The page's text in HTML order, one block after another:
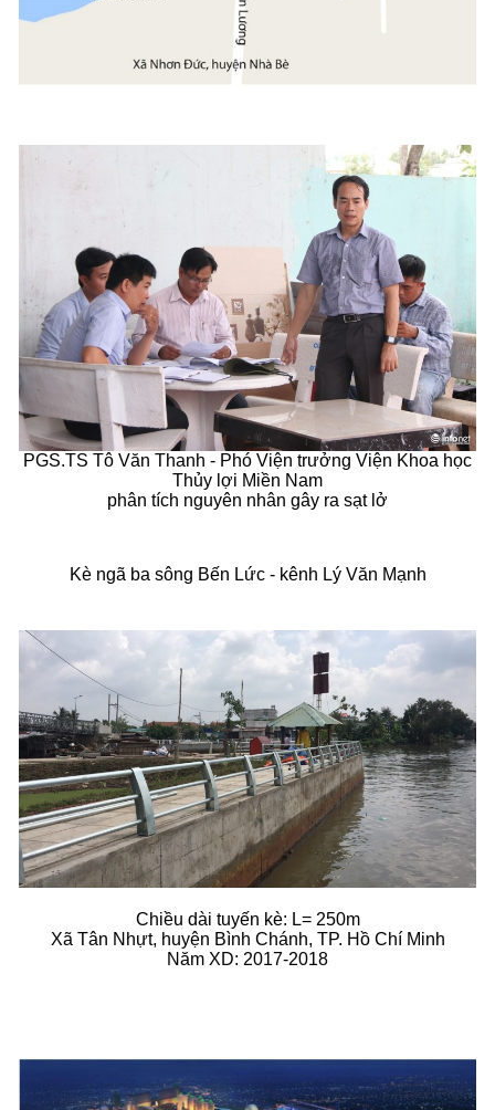
PGS.TS Tô Văn Thanh - Phó Viện trưởng Viện Khoa học
Thủy lợi Miền Nam
phân tích nguyên nhân gây ra sạt lở
Kè ngã ba sông Bến Lức - kênh Lý Văn Mạnh
Chiều dài tuyến kè: L= 250m
Xã Tân Nhựt, huyện Bình Chánh, TP. Hồ Chí Minh
Năm XD: 2017-2018